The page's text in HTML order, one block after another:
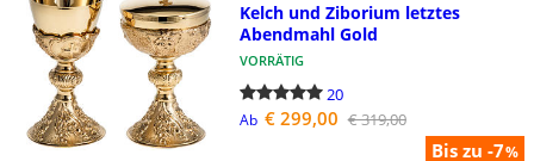
Bis zu -7%
Kelch und Ziborium letztes
Abendmahl Gold
VORRÄTIG
20
Ab € 299,00 € 319,00